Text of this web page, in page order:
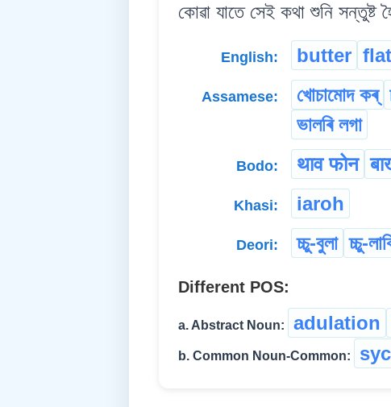
কোৱা যাতে সেই কথা শুনি সন্তুষ্ট
English: butter
Assamese: খোচামোদ কৰ্
ভালৰি লগা
Bodo: थाव फोन
Khasi: iaroh
Deori: চ্চু-বুলা চ্চু-
Different POS:
a. Abstract Noun: adulation
b. Common Noun-Common: